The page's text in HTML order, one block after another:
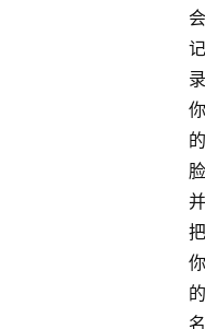
会
记
录
你
的
脸
并
把
你
的
名